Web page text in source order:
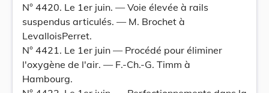
N° 4420. Le 1er juin. — Voie élevée à rails
suspendus articulés. — M. Brochet à
LevalloisPerret.
N° 4421. Le 1er juin — Procédé pour éliminer
l'oxygène de l'air. — F.-Ch.-G. Timm à
Hambourg.